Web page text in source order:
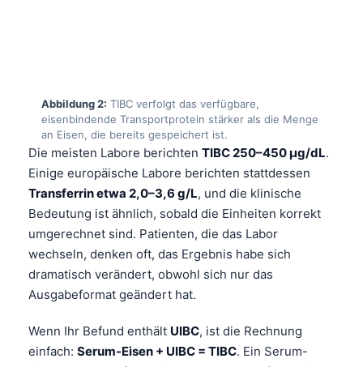
Abbildung 2: TIBC verfolgt das verfügbare,
eisenbindende Transportprotein stärker als die Menge
an Eisen, die bereits gespeichert ist.
Die meisten Labore berichten TIBC 250–450 µg/dL.
Einige europäische Labore berichten stattdessen
Transferrin etwa 2,0–3,6 g/L, und die klinische
Bedeutung ist ähnlich, sobald die Einheiten korrekt
umgerechnet sind. Patienten, die das Labor
wechseln, denken oft, das Ergebnis habe sich
dramatisch verändert, obwohl sich nur das
Ausgabeformat geändert hat.
Wenn Ihr Befund enthält UIBC, ist die Rechnung
einfach: Serum-Eisen + UIBC = TIBC. Ein Serum-